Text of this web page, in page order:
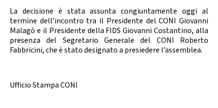
Formazione Albo Soci
La decisione è stata assunta congiuntamente oggi al
termine dell’incontro tra il Presidente del CONI Giovanni
Malagò e il Presidente della FIDS Giovanni Costantino, alla
presenza del Segretario Generale del CONI Roberto
Fabbricini, che è stato designato a presiedere l’assemblea.
Ufficio Stampa CONI